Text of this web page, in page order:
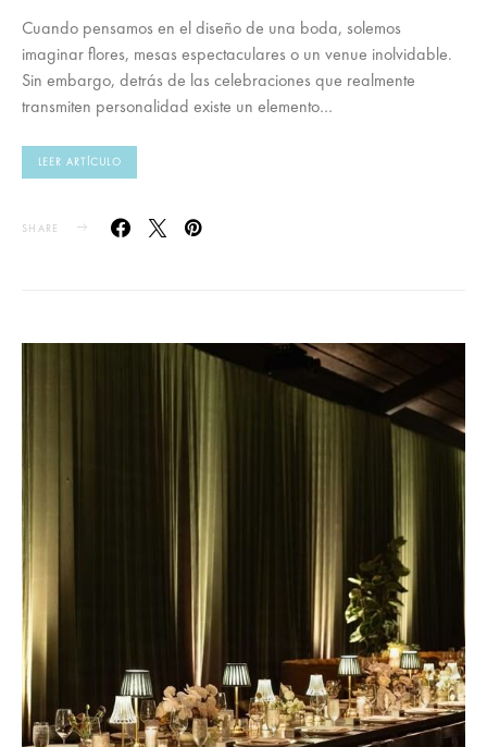
Cuando pensamos en el diseño de una boda, solemos
imaginar flores, mesas espectaculares o un venue inolvidable.
Sin embargo, detrás de las celebraciones que realmente
transmiten personalidad existe un elemento…
LEER ARTÍCULO
SHARE